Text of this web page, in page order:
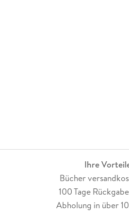
Ihre
Bücher
100 Tage
Abholung in über